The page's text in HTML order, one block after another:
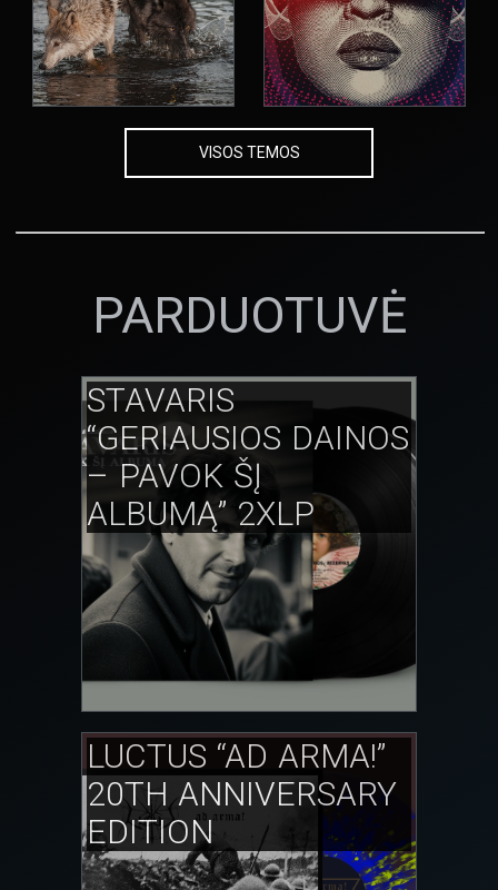
VISOS TEMOS
PARDUOTUVĖ
STAVARIS
“GERIAUSIOS DAINOS
– PAVOK ŠĮ
ALBUMĄ” 2XLP
LUCTUS “AD ARMA!”
20TH ANNIVERSARY
EDITION